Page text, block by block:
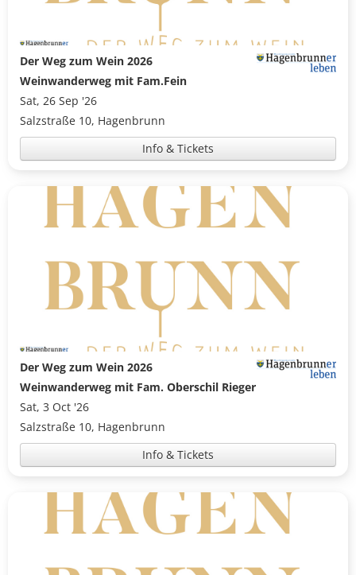
Der Weg zum Wein 2026
Weinwanderweg mit Fam.Fein
Sat, 26 Sep '26
Salzstraße 10, Hagenbrunn
Info & Tickets
Der Weg zum Wein 2026
Weinwanderweg mit Fam. Oberschil Rieger
Sat, 3 Oct '26
Salzstraße 10, Hagenbrunn
Info & Tickets